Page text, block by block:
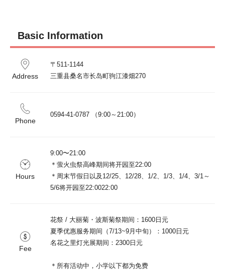
Basic Information
Address
〒511-1144
Phone
0594-41-0787 （9:00～21:00）
Hours
9:00〜21:00
＊萤火虫祭高峰期间将开园至22:00
＊周末节假日以及12/25、12/28、1/2、1/3、1/4、3/1～
Fee
花祭 / 大丽菊・波斯菊祭期间：1600日元
夏季优惠服务期间（7/13~9月中旬）：1000日元
名花之里灯光展期间：2300日元